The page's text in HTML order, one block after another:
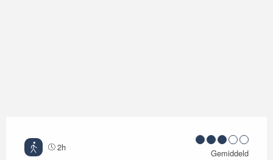
2h
Gemiddeld